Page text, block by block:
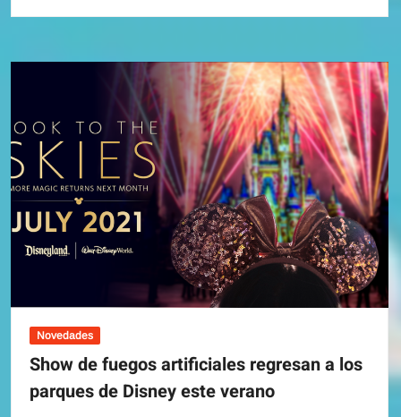
nuevo
Novedades
Show de fuegos artificiales regresan a los
parques de Disney este verano